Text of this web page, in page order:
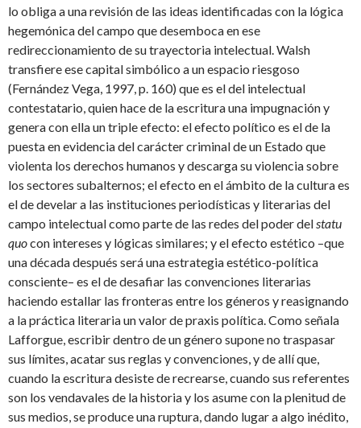
lo obliga a una revisión de las ideas identificadas con la lógica
hegemónica del campo que desemboca en ese
redireccionamiento de su trayectoria intelectual. Walsh
transfiere ese capital simbólico a un espacio riesgoso
(Fernández Vega, 1997, p. 160) que es el del intelectual
contestatario, quien hace de la escritura una impugnación y
genera con ella un triple efecto: el efecto político es el de la
puesta en evidencia del carácter criminal de un Estado que
violenta los derechos humanos y descarga su violencia sobre
los sectores subalternos; el efecto en el ámbito de la cultura es
el de develar a las instituciones periodísticas y literarias del
campo intelectual como parte de las redes del poder delstatu
quocon intereses y lógicas similares; y el efecto estético –que
una década después será una estrategia estético-política
consciente– es el de desafiar las convenciones literarias
haciendo estallar las fronteras entre los géneros y reasignando
a la práctica literaria un valor de praxis política. Como señala
Lafforgue, escribir dentro de un género supone no traspasar
sus límites, acatar sus reglas y convenciones, y de allí que,
cuando la escritura desiste de recrearse, cuando sus referentes
son los vendavales de la historia y los asume con la plenitud de
sus medios, se produce una ruptura, dando lugar a algo inédito,